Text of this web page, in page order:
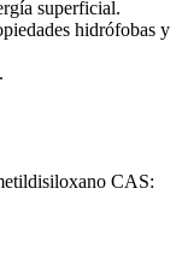
superficial.
hidrófobas y
CAS: